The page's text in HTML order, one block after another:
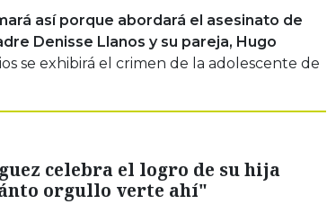
así porque abordará el asesinato de
Denisse Llanos y su pareja, Hugo
se exhibirá el crimen de la adolescente de
celebra el logro de su hija
orgullo verte ahí"